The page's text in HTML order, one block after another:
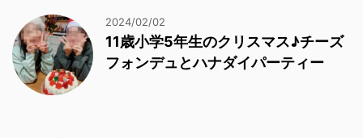
2024/02/02
11歳小学5年生のクリスマス♪チーズ
フォンデュとハナダイパーティー